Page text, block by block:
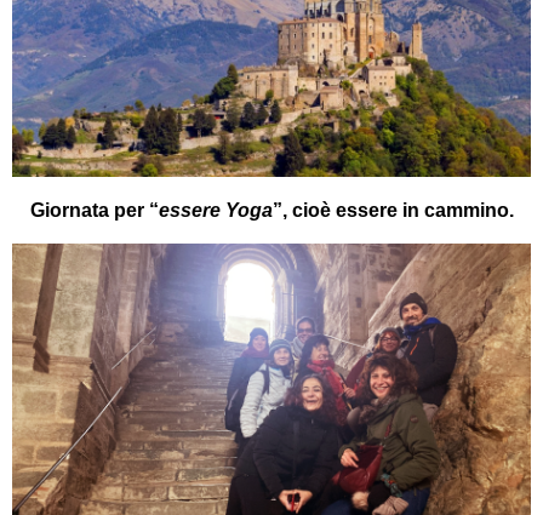
Giornata per “essere Yoga”, cioè essere in cammino.